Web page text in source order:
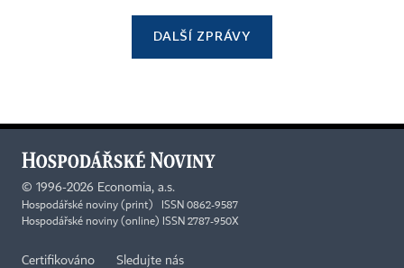
DALŠÍ ZPRÁVY
© 1996-2026 Economia, a.s.
Hospodářské noviny (print) ISSN 0862-9587
Hospodářské noviny (online) ISSN 2787-950X
Certifikováno Sledujte nás